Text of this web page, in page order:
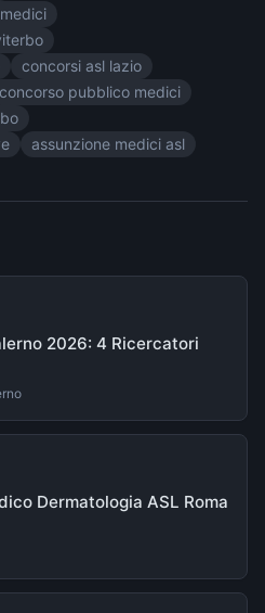
concorsi asl lazio
concorso pubblico medici
assunzione medici asl
2026: 4 Ricercatori
Dermatologia ASL Roma